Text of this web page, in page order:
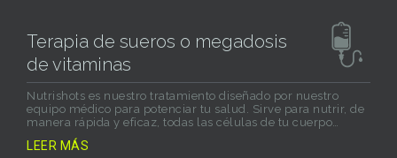
Terapia de sueros o megadosis
de vitaminas
Nutrishots es nuestro tratamiento diseñado por nuestro
equipo médico para potenciar tu salud. Sirve para nutrir, de
manera rápida y eficaz, todas las células de tu cuerpo…
LEER MÁS